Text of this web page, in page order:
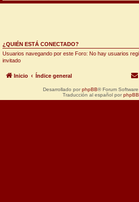
¿QUIÉN ESTÁ CONECTADO?
Usuarios navegando por este Foro: No hay usuarios
invitado
Inicio Índice general
Desarrollado por phpBB® Forum
Traducción al español por